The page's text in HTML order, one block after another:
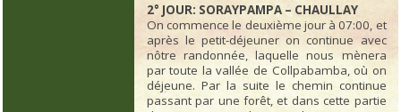
2° JOUR: SORAYPAMPA – CHAULLAY
On commence le deuxième jour à 07:00, et
après le petit-déjeuner on continue avec
nôtre randonnée, laquelle nous mènera
par toute la vallée de Collpabamba, où on
déjeune. Par la suite le chemin continue
passant par une forêt, et dans cette partie